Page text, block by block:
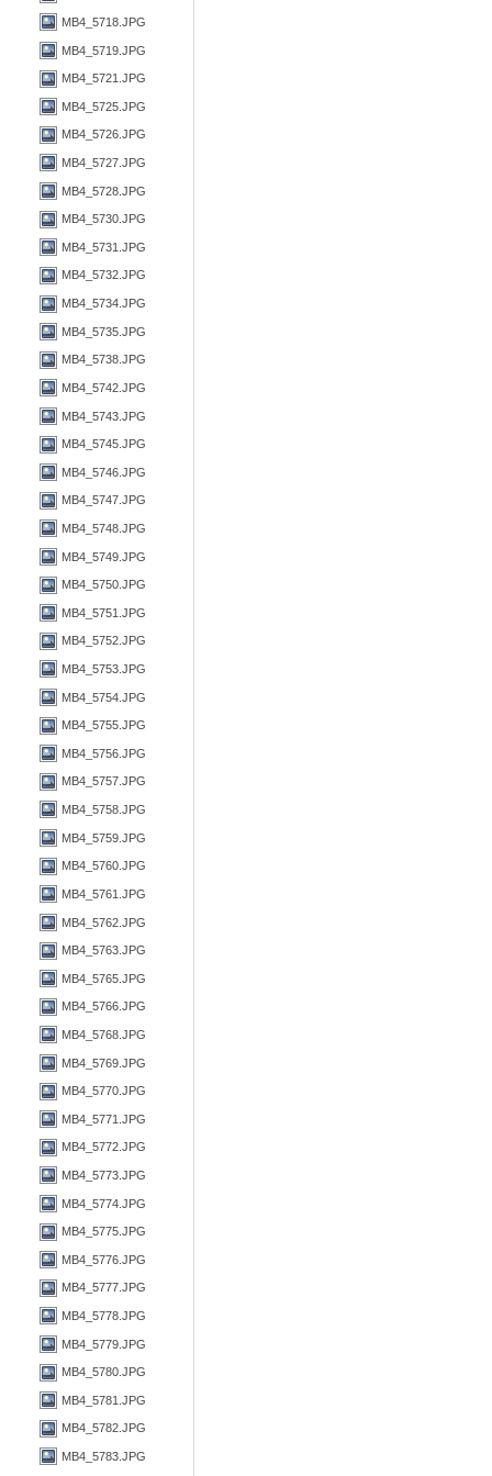
MB4_5718.JPG
MB4_5719.JPG
MB4_5721.JPG
MB4_5725.JPG
MB4_5726.JPG
MB4_5727.JPG
MB4_5728.JPG
MB4_5730.JPG
MB4_5731.JPG
MB4_5732.JPG
MB4_5734.JPG
MB4_5735.JPG
MB4_5738.JPG
MB4_5742.JPG
MB4_5743.JPG
MB4_5745.JPG
MB4_5746.JPG
MB4_5747.JPG
MB4_5748.JPG
MB4_5749.JPG
MB4_5750.JPG
MB4_5751.JPG
MB4_5752.JPG
MB4_5753.JPG
MB4_5754.JPG
MB4_5755.JPG
MB4_5756.JPG
MB4_5757.JPG
MB4_5758.JPG
MB4_5759.JPG
MB4_5760.JPG
MB4_5761.JPG
MB4_5762.JPG
MB4_5763.JPG
MB4_5765.JPG
MB4_5766.JPG
MB4_5768.JPG
MB4_5769.JPG
MB4_5770.JPG
MB4_5771.JPG
MB4_5772.JPG
MB4_5773.JPG
MB4_5774.JPG
MB4_5775.JPG
MB4_5776.JPG
MB4_5777.JPG
MB4_5778.JPG
MB4_5779.JPG
MB4_5780.JPG
MB4_5781.JPG
MB4_5782.JPG
MB4_5783.JPG